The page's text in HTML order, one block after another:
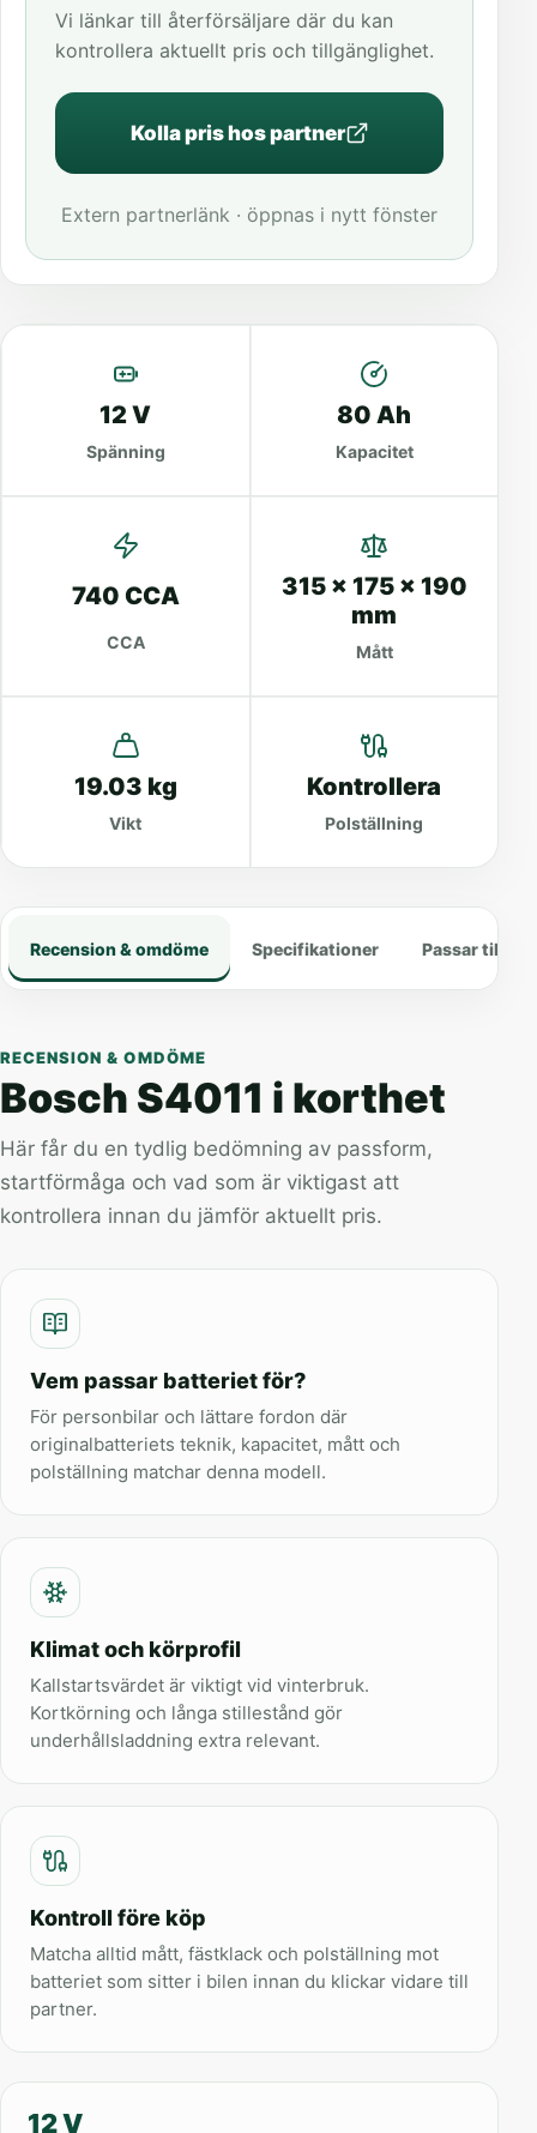
Vi länkar till återförsäljare där du kan
kontrollera aktuellt pris och tillgänglighet.
Kolla pris hos partner
Extern partnerlänk · öppnas i nytt fönster
12 V
Spänning
80 Ah
Kapacitet
740 CCA
CCA
315 x 175 x 190
mm
Mått
19.03 kg
Vikt
Kontrollera
Polställning
Recension & omdöme Specifikationer Passar till
RECENSION & OMDÖME
Bosch S4011 i korthet
Här får du en tydlig bedömning av passform,
startförmåga och vad som är viktigast att
kontrollera innan du jämför aktuellt pris.
Vem passar batteriet för?
För personbilar och lättare fordon där
originalbatteriets teknik, kapacitet, mått och
polställning matchar denna modell.
Klimat och körprofil
Kallstartsvärdet är viktigt vid vinterbruk.
Kortkörning och långa stillestånd gör
underhållsladdning extra relevant.
Kontroll före köp
Matcha alltid mått, fästklack och polställning mot
batteriet som sitter i bilen innan du klickar vidare till
partner.
12 V